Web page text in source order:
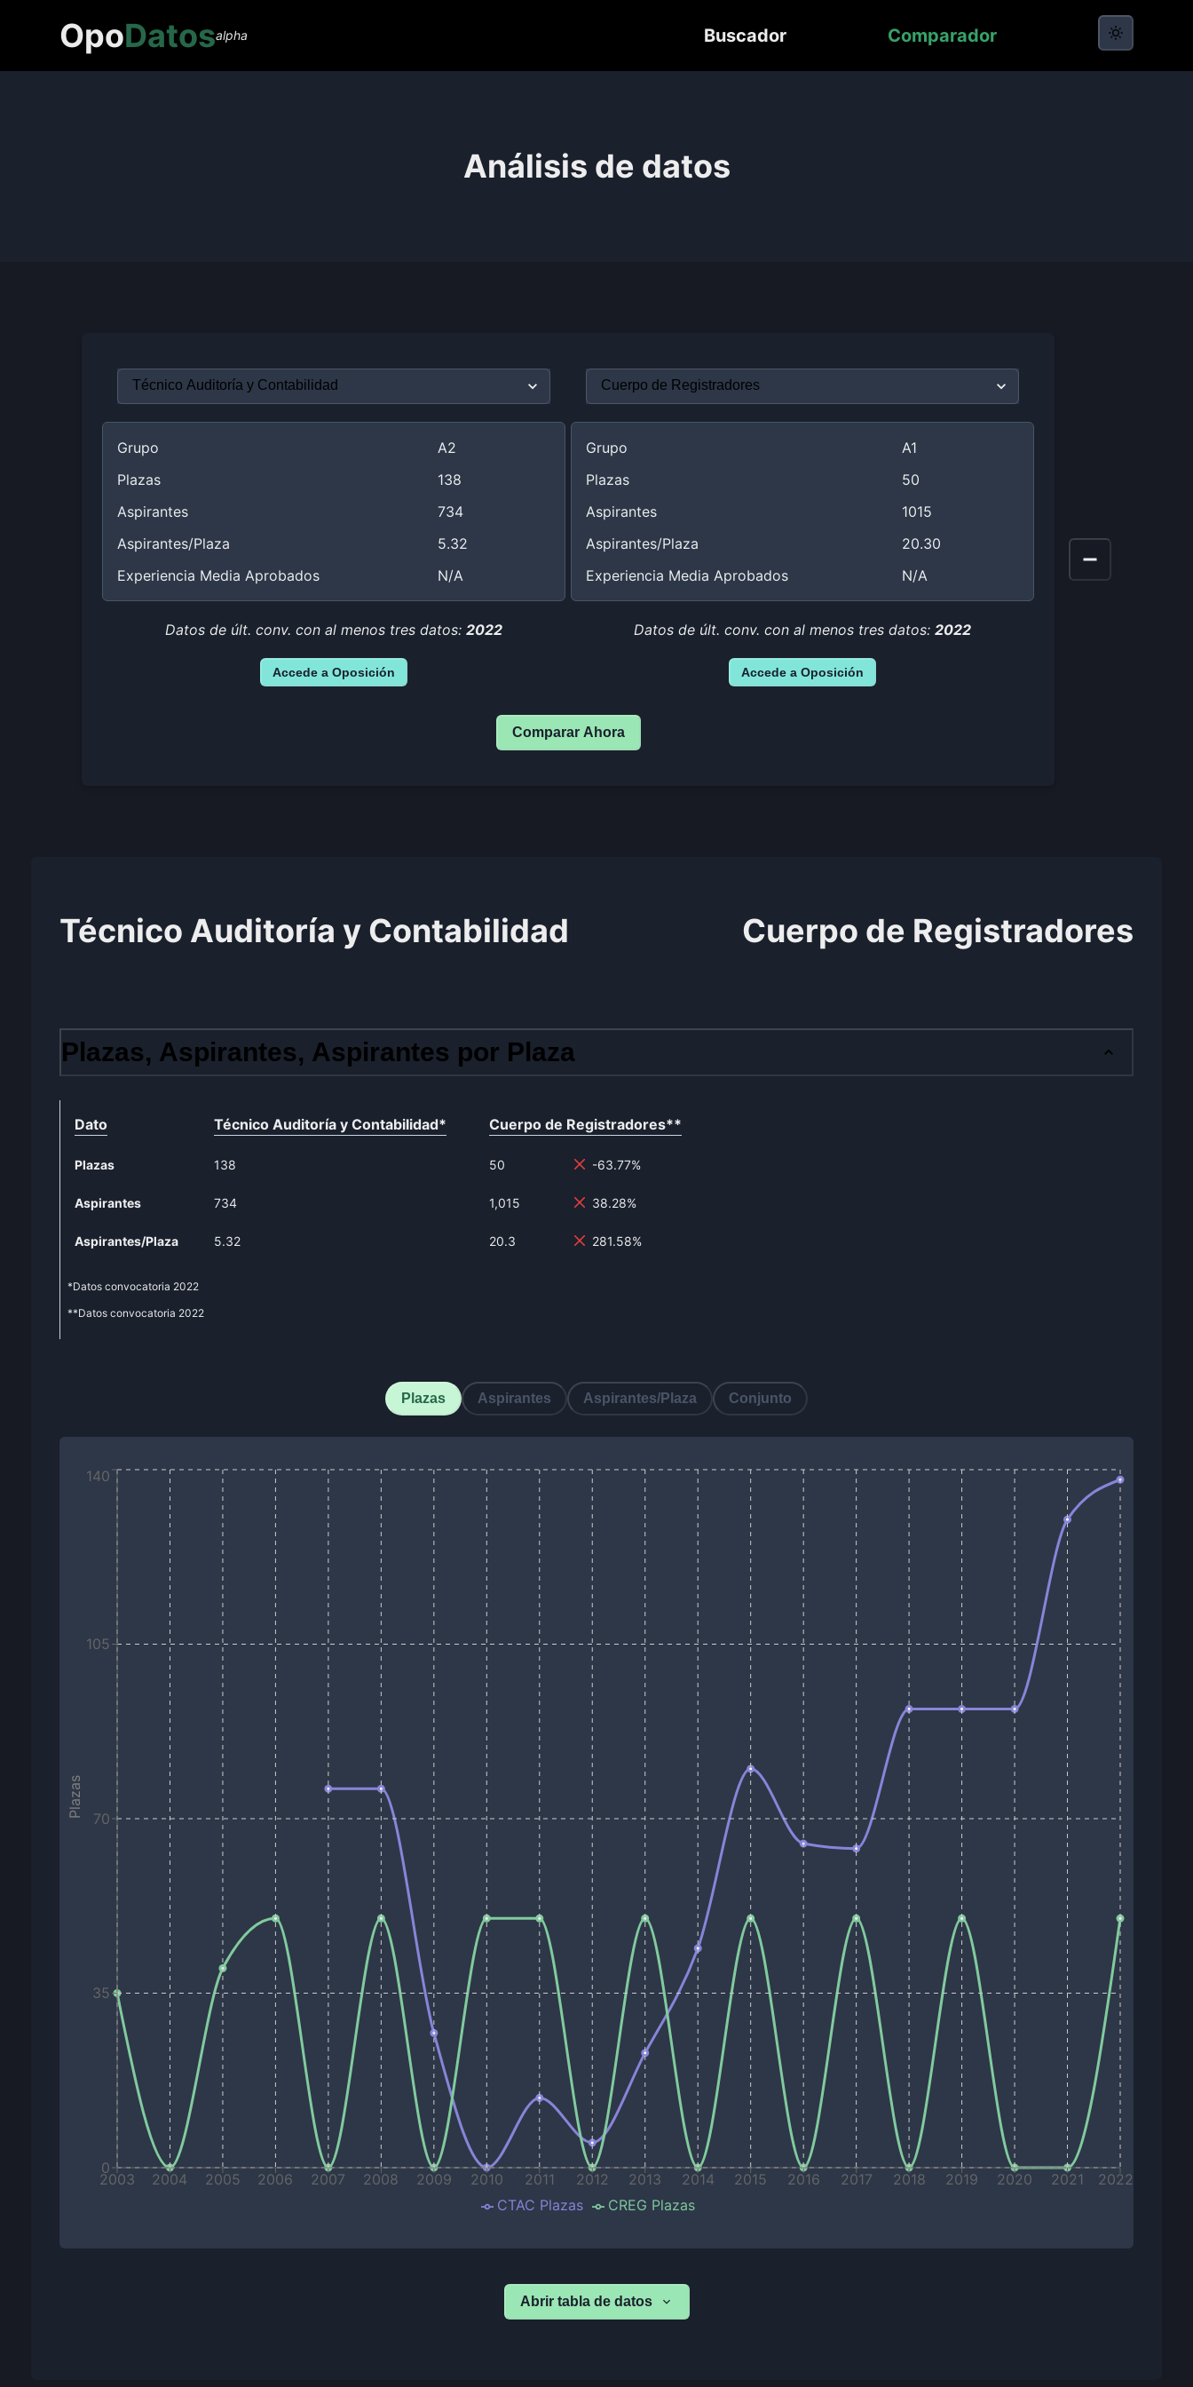
OpoDatosalpha Buscador Comparador
Análisis de datos
Grupo
A2
Plazas
138
Aspirantes
734
Aspirantes/Plaza
5.32
Experiencia Media Aprobados
N/A
Datos de últ. conv. con al menos tres datos: 2022
Accede a Oposición
Grupo
A1
Plazas
50
Aspirantes
1015
Aspirantes/Plaza
20.30
Experiencia Media Aprobados
N/A
Datos de últ. conv. con al menos tres datos: 2022
Accede a Oposición
Comparar Ahora
Técnico Auditoría y Contabilidad Cuerpo de Registradores
Plazas, Aspirantes, Aspirantes por Plaza
Dato Técnico Auditoría y Contabilidad*
Plazas 138
Aspirantes 734
Aspirantes/Plaza 5.32
Cuerpo de Registradores**
50 -63.77%
1,015 38.28%
20.3 281.58%
*Datos convocatoria 2022
**Datos convocatoria 2022
Plazas Aspirantes Aspirantes/Plaza Conjunto
2003 2004 2005 2006 2007 2008 2009 2010 2011 2012 2013 2014 2015 2016 2017 2018 2019 2020 2021 2022
0
35
70
105
140
Plazas
CTAC Plazas CREG Plazas
Abrir tabla de datos